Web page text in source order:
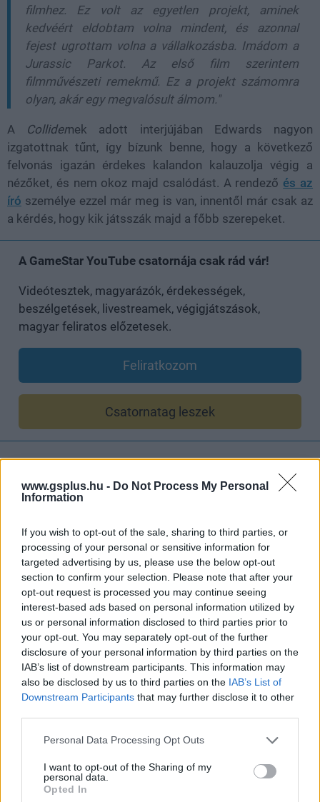
www.gsplus.hu - Do Not Process My Personal
Information
If you wish to opt-out of the sale, sharing to third parties, or
processing of your personal or sensitive information for
targeted advertising by us, please use the below opt-out
section to confirm your selection. Please note that after your
opt-out request is processed you may continue seeing
interest-based ads based on personal information utilized by
us or personal information disclosed to third parties prior to
your opt-out. You may separately opt-out of the further
disclosure of your personal information by third parties on the
IAB’s list of downstream participants. This information may
also be disclosed by us to third parties on the IAB’s List of
Downstream Participants that may further disclose it to other
Please note that this website/app uses one or more Google
not limited to your visit or usage behaviour. You may click to
grant or deny consent to Google and its third-party tags to
use your data for below specified purposes in below Google
Personal Data Processing Opt Outs
I want to opt-out of the Sharing of my
personal data.
Opted In
filmhez. Ez volt az egyetlen projekt, aminek
kedvéért eldobtam volna mindent, és azonnal
fejest ugrottam volna a vállalkozásba. Imádom a
Jurassic Parkot. Az első film szerintem
filmművészeti remekmű. Ez a projekt számomra
olyan, akár egy megvalósult álmom."
A Collidernek adott interjújában Edwards nagyon
izgatottnak tűnt, így bízunk benne, hogy a következő
felvonás igazán érdekes kalandon kalauzolja végig a
nézőket, és nem okoz majd csalódást. A rendező és az
író személye ezzel már meg is van, innentől már csak az
a kérdés, hogy kik játsszák majd a főbb szerepeket.
A GameStar YouTube csatornája csak rád vár!
Videótesztek, magyarázók, érdekességek,
beszélgetések, livestreamek, végigjátszások,
magyar feliratos előzetesek.
Feliratkozom
Csatornatag leszek
SMASH by Meló-Diák: Homok, zene és a nyár legjobb
hangulata – Jön a második forduló! (X)
Címkék: #jurassic world 4 #gareth edwards
Hozzászólások